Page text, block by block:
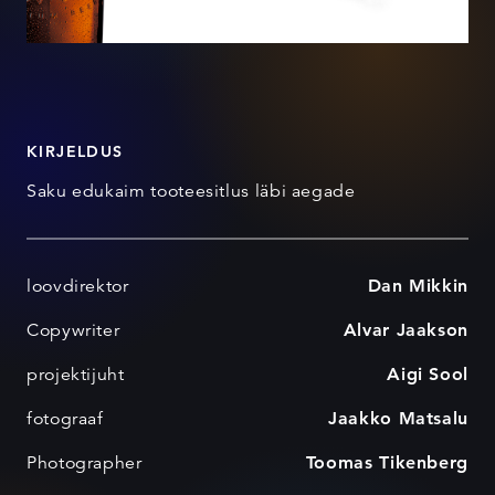
KIRJELDUS
Saku edukaim tooteesitlus läbi aegade
loovdirektor Dan Mikkin
Copywriter Alvar Jaakson
projektijuht Aigi Sool
fotograaf Jaakko Matsalu
Photographer Toomas Tikenberg